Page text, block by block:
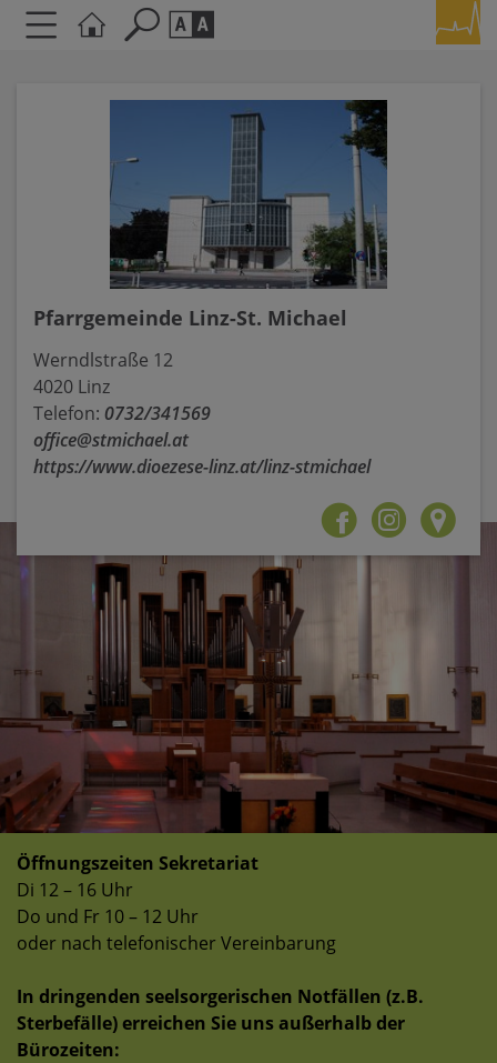
A A
Kontrasteinstellungen
A A A A
Pfarrgemeinde Linz-St. Michael
Werndlstraße 12
4020 Linz
Telefon: 0732/341569
office@stmichael.at
https://www.dioezese-linz.at/linz-stmichael
Öffnungszeiten Sekretariat
Di 12 – 16 Uhr
Do und Fr 10 – 12 Uhr
oder nach telefonischer Vereinbarung
In dringenden seelsorgerischen Notfällen (z.B.
Sterbefälle) erreichen Sie uns außerhalb der
Bürozeiten: